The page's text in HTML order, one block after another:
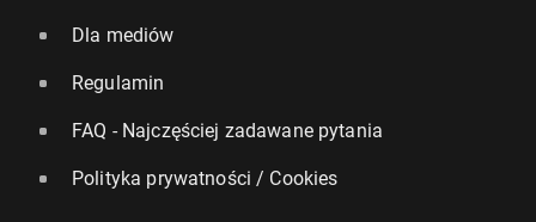
Dla mediów
Regulamin
FAQ - Najczęściej zadawane pytania
Polityka prywatności / Cookies